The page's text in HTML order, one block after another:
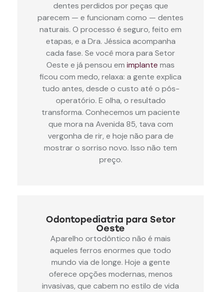
dentes perdidos por peças que
parecem — e funcionam como — dentes
naturais. O processo é seguro, feito em
etapas, e a Dra. Jéssica acompanha
cada fase. Se você mora para Setor
Oeste e já pensou em implante mas
ficou com medo, relaxa: a gente explica
tudo antes, desde o custo até o pós-
operatório. E olha, o resultado
transforma. Conhecemos um paciente
que mora na Avenida 85, tava com
vergonha de rir, e hoje não para de
mostrar o sorriso novo. Isso não tem
preço.
Odontopediatria para Setor
Oeste
Aparelho ortodôntico não é mais
aqueles ferros enormes que todo
mundo via de longe. Hoje a gente
oferece opções modernas, menos
invasivas, que cabem no estilo de vida